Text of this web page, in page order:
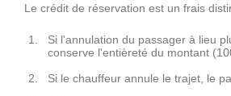
Le crédit de réservation est un frais
Si l'annulation du passager à lieu
conserve l'entièreté du montant
Si le chauffeur annule le trajet, le